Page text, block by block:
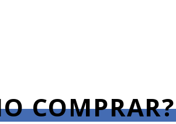
COMPRAR?